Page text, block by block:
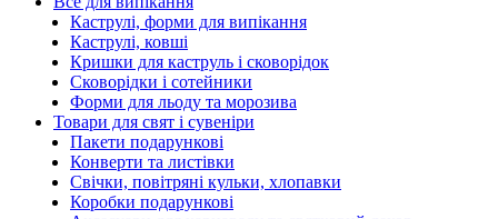
Каструлі, форми для випікання
Каструлі, ковші
Кришки для каструль і сковорідок
Сковорідки і сотейники
Форми для льоду та морозива
Товари для свят і сувеніри
Пакети подарункові
Конверти та листівки
Свічки, повітряні кульки, хлопавки
Коробки подарункові